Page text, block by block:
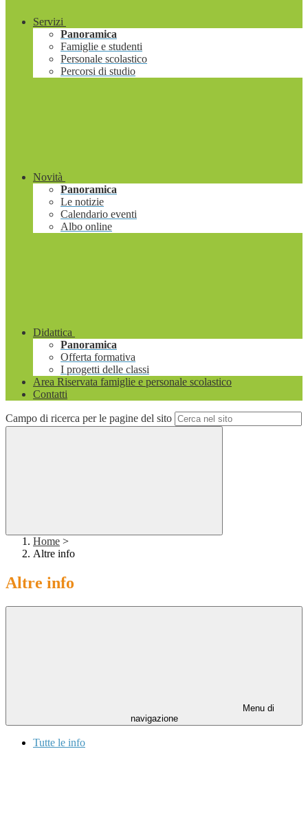
Servizi
Panoramica
Famiglie e studenti
Personale scolastico
Percorsi di studio
Novità
Panoramica
Le notizie
Calendario eventi
Albo online
Didattica
Panoramica
Offerta formativa
I progetti delle classi
Area Riservata famiglie e personale scolastico
Contatti
Campo di ricerca per le pagine del sito
Home >
Altre info
Altre info
Menu di
navigazione
Tutte le info